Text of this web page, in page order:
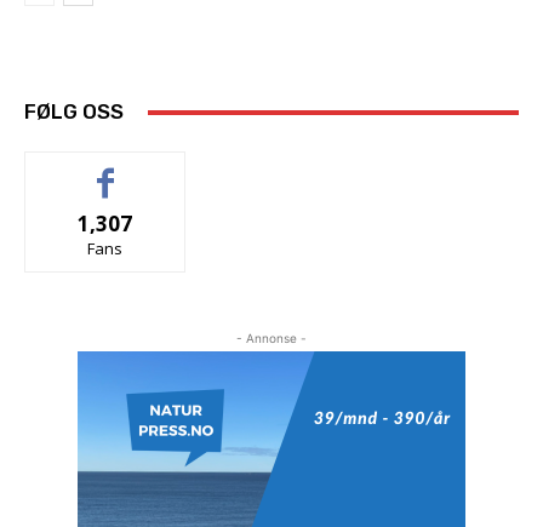
FØLG OSS
1,307
Fans
- Annonse -